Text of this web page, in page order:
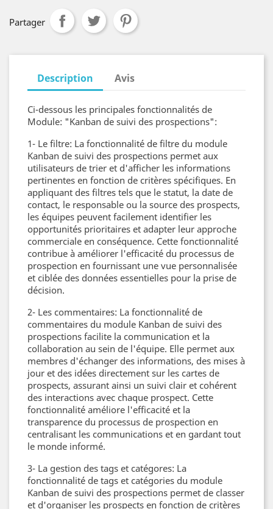
Partager
Description Avis
Ci-dessous les principales fonctionnalités de
Module: "Kanban de suivi des prospections":
1- Le filtre: La fonctionnalité de filtre du module
Kanban de suivi des prospections permet aux
utilisateurs de trier et d'afficher les informations
pertinentes en fonction de critères spécifiques. En
appliquant des filtres tels que le statut, la date de
contact, le responsable ou la source des prospects,
les équipes peuvent facilement identifier les
opportunités prioritaires et adapter leur approche
commerciale en conséquence. Cette fonctionnalité
contribue à améliorer l'efficacité du processus de
prospection en fournissant une vue personnalisée
et ciblée des données essentielles pour la prise de
décision.
2- Les commentaires: La fonctionnalité de
commentaires du module Kanban de suivi des
prospections facilite la communication et la
collaboration au sein de l'équipe. Elle permet aux
membres d'échanger des informations, des mises à
jour et des idées directement sur les cartes de
prospects, assurant ainsi un suivi clair et cohérent
des interactions avec chaque prospect. Cette
fonctionnalité améliore l'efficacité et la
transparence du processus de prospection en
centralisant les communications et en gardant tout
le monde informé.
3- La gestion des tags et catégores: La
fonctionnalité de tags et catégories du module
Kanban de suivi des prospections permet de classer
et d'organiser les prospects en fonction de critères